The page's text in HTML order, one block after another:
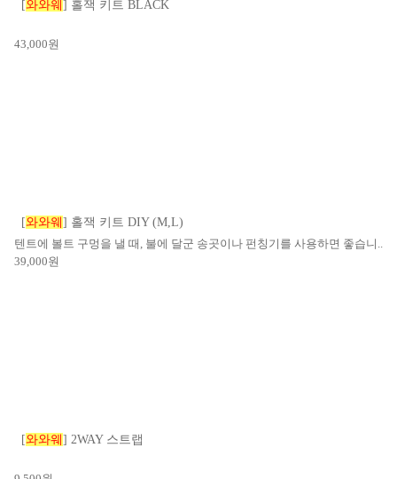
[와와웨 ] 홀잭 키트 BLACK
43,000원
[와와웨 ] 홀잭 키트 DIY (M,L)
텐트에 볼트 구멍을 낼 때, 불에 달군 송곳이나 펀칭기를 사용하면 좋습니..
39,000원
[와와웨 ] 2WAY 스트랩